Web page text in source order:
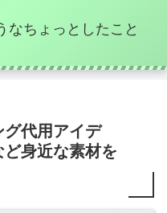
なちょっとしたこと
代用アイデ
身近な素材を